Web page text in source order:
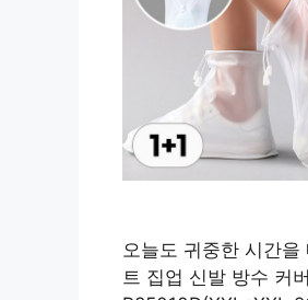
오늘도 귀중한 시간
트 집업 신발 방수 커